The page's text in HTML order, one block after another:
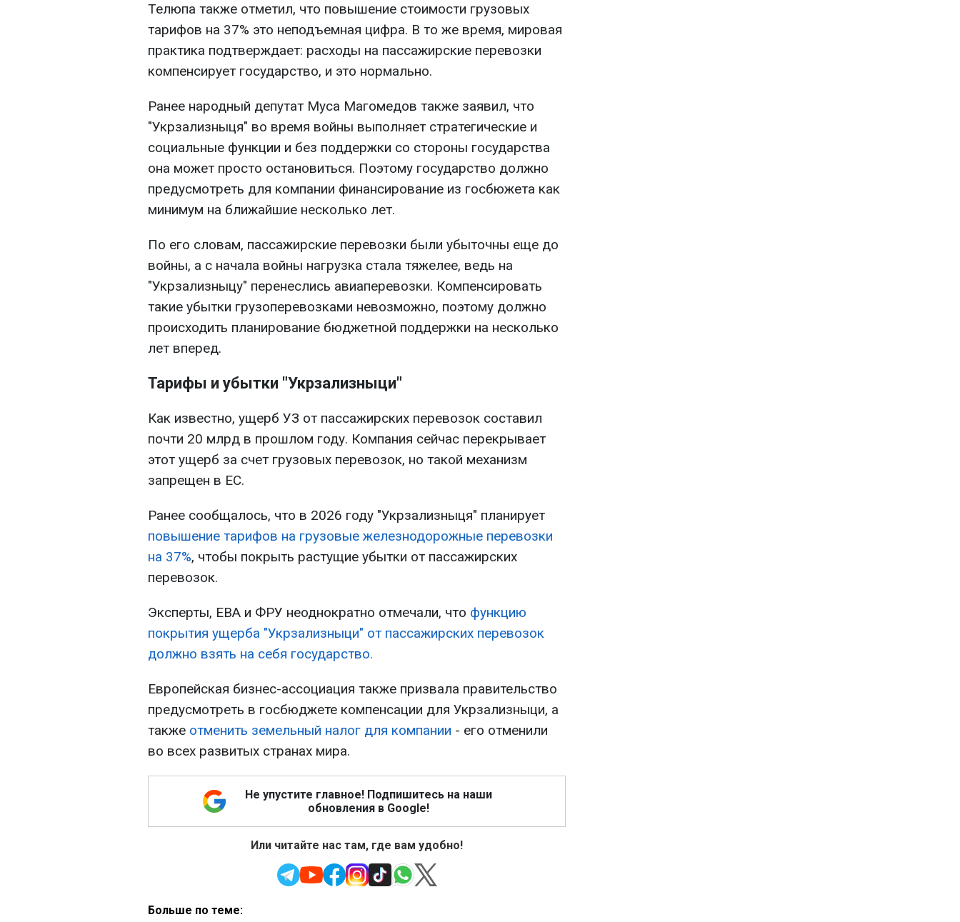
Телюпа также отметил, что повышение стоимости грузовых
тарифов на 37% это неподъемная цифра. В то же время, мировая
практика подтверждает: расходы на пассажирские перевозки
компенсирует государство, и это нормально.
Ранее народный депутат Муса Магомедов также заявил, что
"Укрзализныця" во время войны выполняет стратегические и
социальные функции и без поддержки со стороны государства
она может просто остановиться. Поэтому государство должно
предусмотреть для компании финансирование из госбюжета как
минимум на ближайшие несколько лет.
По его словам, пассажирские перевозки были убыточны еще до
войны, а с начала войны нагрузка стала тяжелее, ведь на
"Укрзализныцу" перенеслись авиаперевозки. Компенсировать
такие убытки грузоперевозками невозможно, поэтому должно
происходить планирование бюджетной поддержки на несколько
лет вперед.
Тарифы и убытки "Укрзализныци"
Как известно, ущерб УЗ от пассажирских перевозок составил
почти 20 млрд в прошлом году. Компания сейчас перекрывает
этот ущерб за счет грузовых перевозок, но такой механизм
запрещен в ЕС.
Ранее сообщалось, что в 2026 году "Укрзализныця" планирует
повышение тарифов на грузовые железнодорожные перевозки
на 37%, чтобы покрыть растущие убытки от пассажирских
перевозок.
Эксперты, ЕВА и ФРУ неоднократно отмечали, что функцию
покрытия ущерба "Укрзализныци" от пассажирских перевозок
должно взять на себя государство.
Европейская бизнес-ассоциация также призвала правительство
предусмотреть в госбюджете компенсации для Укрзализныци, а
также отменить земельный налог для компании - его отменили
во всех развитых странах мира.
Не упустите главное! Подпишитесь на наши
обновления в Google!
Или читайте нас там, где вам удобно!
Больше по теме: